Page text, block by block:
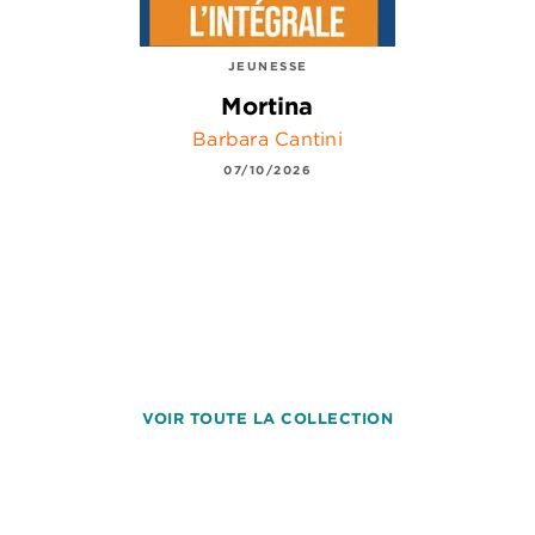
JEUNESSE
Mortina
Barbara Cantini
07/10/2026
VOIR TOUTE LA COLLECTION